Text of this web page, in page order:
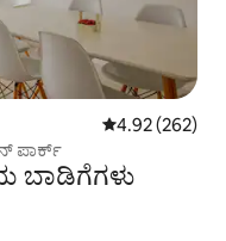
5 ರಲ್ಲಿ 4.92
4.92 (262)
ಪಾರ್ಕ್
ಬಾಡಿಗೆಗಳು